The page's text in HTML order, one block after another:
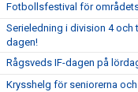
Fotbollsfestival för
Serieledning i division 4 och
dagen!
Rågsveds IF-dagen på
Krysshelg för seniorerna